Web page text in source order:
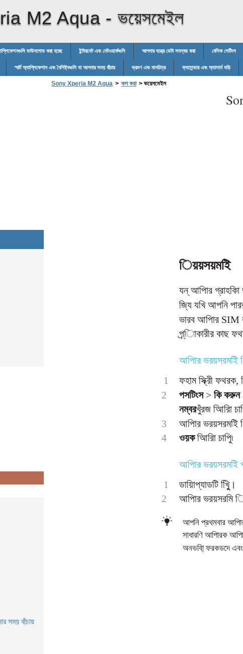
M2 Aqua -ভয়েসমেইল
ডাউনলোড করা হচ্ছে ইন্টারনেট এবং নেটওয়ার্কগুলি আপনার যন্ত্রে ডেটা সমন্বয় করা বেসিক সেটিংস
স্মার্ট অ্যাপ্লিকেশান এবং বৈশিষ্ট্যগুলি যা আপনার সময় বাঁচায় ভ্রমণ এবং মানচিত্র ক্যালেন্ডার এবং অ্যালার্ম ঘড়ি
Sony Xperia M2 Aqua > কল করা > ভয়েসমেইল
িয়য়সয়মইি
যন্ আপিার গ্রাহকিা
জি্য যখি আপনি
ভারব আপিার SIM
প্র্ািকারীর কাছ
আপিার ভরয়সরমইি
1
ফহাম স্ক্রীি ফথরক,
2
পসটিংস> কি করুন
নম্বরখুঁরজ আিরিা
3
আপিার ভরয়সরমইি
4
ওয়কআিরিা চাপুি৷
আপিার ভরয়সরমইি
1
ডায়ািপ্যাডটি খুিুি।
2
আপিার ভরয়সরমি
আপনি প্রথমবার
সাধারণি আপিারক
অনভবা্ি ফরকডদে এবং
সময় বাঁচায়